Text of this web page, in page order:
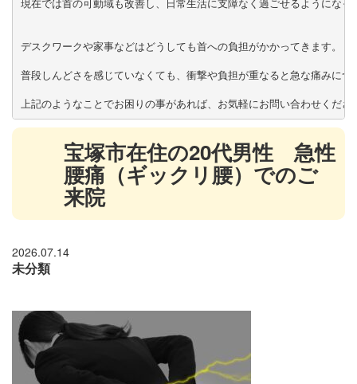
現在では首の可動域も改善し、日常生活に支障なく過ごせるようになっ
デスクワークや家事などはどうしても首への負担がかかってきます。
普段しんどさを感じていなくても、衝撃や負担が重なると急な痛みに
上記のようなことでお困りの事があれば、お気軽にお問い合わせくださ
宝塚市在住の20代男性 急性
腰痛（ギックリ腰）でのご
来院
2026.07.14
未分類